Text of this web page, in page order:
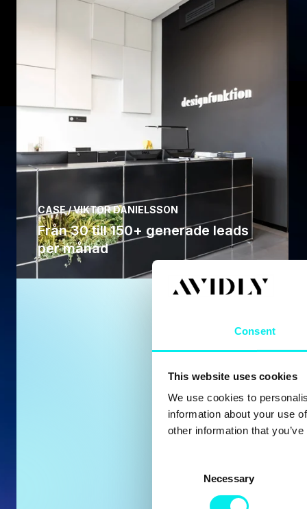
Consent
This website uses cookies
We use cookies to
information about your use
other information that
Necessary
CASE / VIKTOR DANIELSSON
Från 30 till 150+ generade leads
per månad
Oavsett om du
marknader och
Kontakta